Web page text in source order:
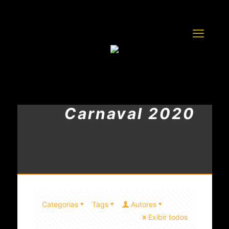
Carnaval 2020
Categorias Tags
Autores
Exibir todos